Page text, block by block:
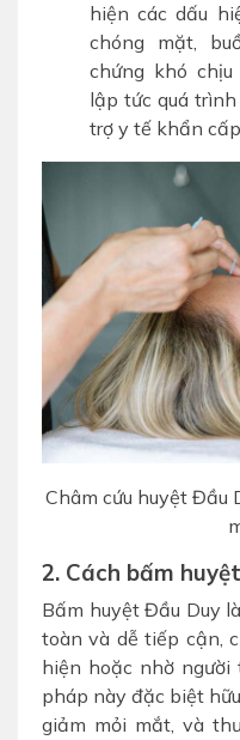
hiện các dấu
chóng mặt,
chứng khó
lập tức quá
trợ y tế khẩn
Châm cứu huyệt Đầu
2. Cách bấm
Bấm huyệt Đầu Duy
toàn và dễ tiếp cận,
hiện hoặc nhờ
pháp này đặc biệt
giảm mỏi mắt, và